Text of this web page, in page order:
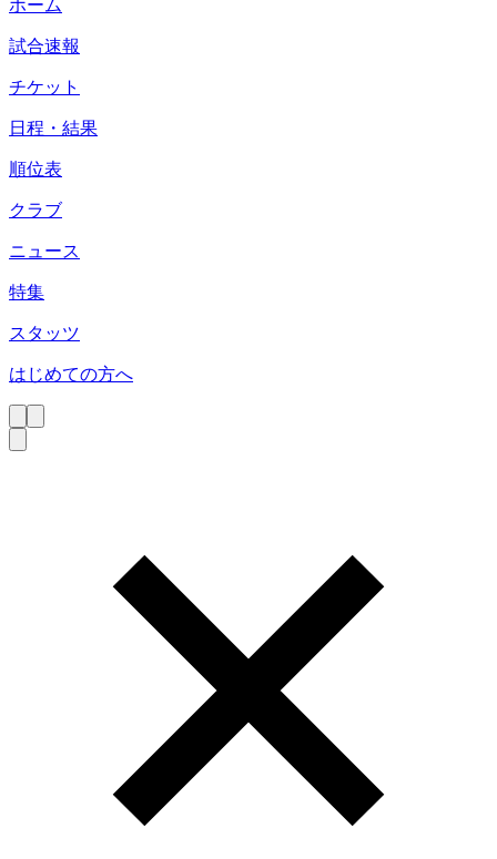
ホーム
試合速報
チケット
日程・結果
順位表
クラブ
ニュース
特集
スタッツ
はじめての方へ